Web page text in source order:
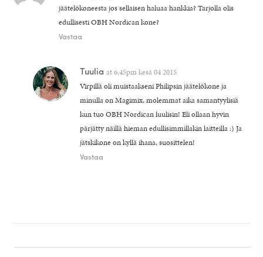
jäätelökoneesta jos sellaisen haluaa hankkia? Tarjolla olis
edullisesti OBH Nordican kone?
Vastaa
Tuulia at6:45pm kesä 04 2015
Virpillä oli muistaakseni Philipsin jäätelökone ja
minulla on Magimix, molemmat aika samantyylisiä
kun tuo OBH Nordican luulisin! Eli ollaan hyvin
pärjätty näillä hieman edullisimmillakin laitteilla :) Ja
jätskikone on kyllä ihana, suosittelen!
Vastaa